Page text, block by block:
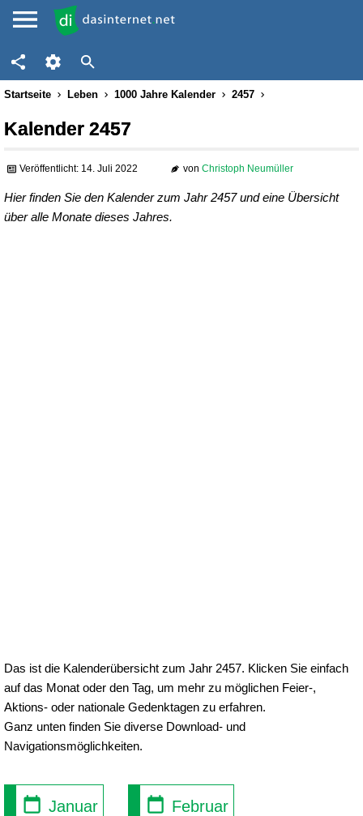
Startseite Leben 1000 Jahre Kalender 2457
Kalender 2457
Veröffentlicht: 14. Juli 2022 von Christoph Neumüller
Hier finden Sie den Kalender zum Jahr 2457 und eine Übersicht
über alle Monate dieses Jahres.
Das ist die Kalenderübersicht zum Jahr 2457. Klicken Sie einfach
auf das Monat oder den Tag, um mehr zu möglichen Feier-,
Aktions- oder nationale Gedenktagen zu erfahren.
Ganz unten finden Sie diverse Download- und
Navigationsmöglichkeiten.
Januar Februar